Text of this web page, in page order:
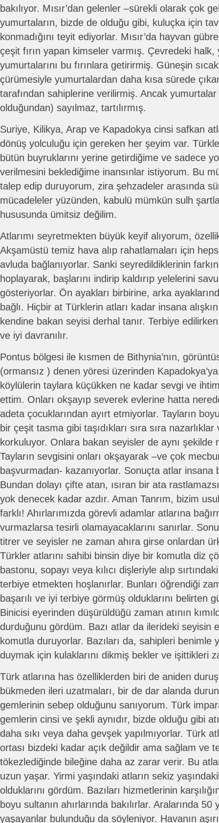
bakılıyor. Mısır’dan gelenler –sürekli olarak çok
yumurtaların, bizde de olduğu gibi, kuluçka için
konmadığını teyit ediyorlar. Mısır’da hayvan
çeşit fırın yapan kimseler varmış. Çevredeki halk,
yumurtalarını bu fırınlara getirirmiş. Güneşin
çürümesiyle yumurtalardan daha kısa sürede
tarafından sahiplerine verilirmiş. Ancak
olduğundan) sayılmaz, tartılırmış.
Suriye, Kilikya, Arap ve Kapadokya cinsi safkan
dönüş yolculuğu için gereken her şeyim var.
bütün buyruklarını yerine getirdiğime ve sadece
verilmesini beklediğime inansınlar istiyorum. Bu
talep edip duruyorum, zira şehzadeler arasında
mücadeleler yüzünden, kabulü mümkün sulh
hususunda ümitsiz değilim.
Atlarımı seyretmekten büyük keyif alıyorum,
Akşamüstü temiz hava alıp rahatlamaları için hepsi
avluda bağlanıyorlar. Sanki seyredildiklerinin
hoplayarak, başlarını indirip kaldırıp yelelerini
gösteriyorlar. Ön ayakları birbirine, arka
bağlı. Hiçbir at Türklerin atları kadar insana
kendine bakan seyisi derhal tanır. Terbiye
ve iyi davranılır.
Pontus bölgesi ile kısmen de Bithynia’nın,
(ormansız ) denen yöresi üzerinden
köylülerin taylara küçükken ne kadar sevgi ve
ettim. Onları okşayıp severek evlerine hatta
adeta çocuklarından ayırt etmiyorlar. Tayların
bir çeşit tasma gibi taşıdıkları sıra sıra
korkuluyor. Onlara bakan seyisler de aynı şekilde
Tayların sevgisini onları okşayarak –ve çok
başvurmadan- kazanıyorlar. Sonuçta atlar insana
Bundan dolayı çifte atan, ısıran bir ata
yok denecek kadar azdır. Aman Tanrım, bizim
farklı! Ahırlarımızda görevli adamlar atlarına
vurmazlarsa tesirli olamayacaklarını sanırlar.
titrer ve seyisler ne zaman ahıra girse onlardan
Türkler atlarını sahibi binsin diye bir komutla diz
bastonu, sopayı veya kılıcı dişleriyle alıp
terbiye etmekten hoşlanırlar. Bunları öğrendiği
başarılı ve iyi terbiye görmüş olduklarını belirten
Binicisi eyerinden düşürüldüğü zaman atının
durduğunu gördüm. Bazı atlar da ilerideki seyisin
komutla duruyorlar. Bazıları da, sahipleri benimle
duymak için kulaklarını dikmiş bekler ve işittikleri
Türk atlarına has özelliklerden biri de aniden
bükmeden ileri uzatmaları, bir de dar alanda
gemlerinin sebep olduğunu sanıyorum. Türk
gemlerin cinsi ve şekli aynıdır, bizde olduğu gibi
daha sıkı veya daha gevşek yapılmıyorlar. Türk
ortası bizdeki kadar açık değildir ama sağlam ve
tökezlediğinde bileğine daha az zarar verir. Bu
uzun yaşar. Yirmi yaşındaki atların sekiz
olduklarını gördüm. Bazıları hizmetlerinin
boyu sultanın ahırlarında bakılırlar. Aralarında
yaşayanlar bulunduğu da söyleniyor. Havanın